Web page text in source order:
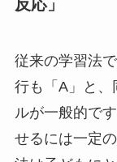
反応」
従来の学習法
行も「A」と、
ルが一般的で
せるには一定